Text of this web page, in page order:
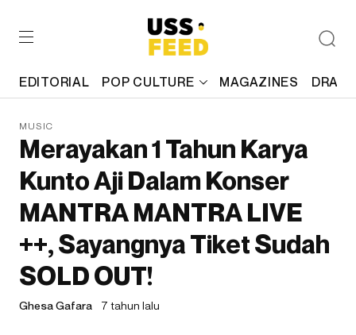
EDITORIAL POP CULTURE MAGAZINES
MUSIC
Merayakan 1 Tahun Karya
Kunto Aji Dalam Konser
MANTRA MANTRA LIVE
++, Sayangnya Tiket Sudah
SOLD OUT!
Ghesa Gafara 7 tahun lalu